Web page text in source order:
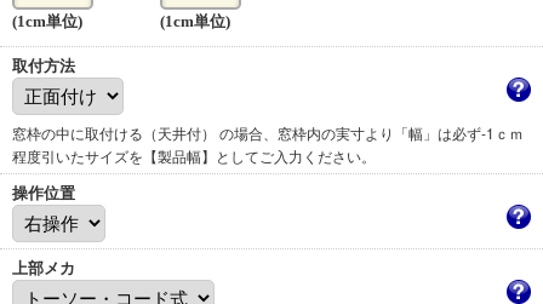
(1cm単位)
(1cm単位)
取付方法
窓枠の中に取付ける（天井付） の場合、窓枠内の実寸より「幅」は必ず-1ｃｍ
程度引いたサイズを【製品幅】としてご入力ください。
操作位置
上部メカ